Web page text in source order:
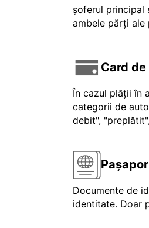
șoferul principal
ambele părți ale
Card
În cazul plății în
categorii de
debit",
Documente de
identitate. Doar